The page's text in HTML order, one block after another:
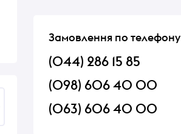
Замовлення по телефону
(044) 286 15 85
(098) 606 40 00
(063) 606 40 00